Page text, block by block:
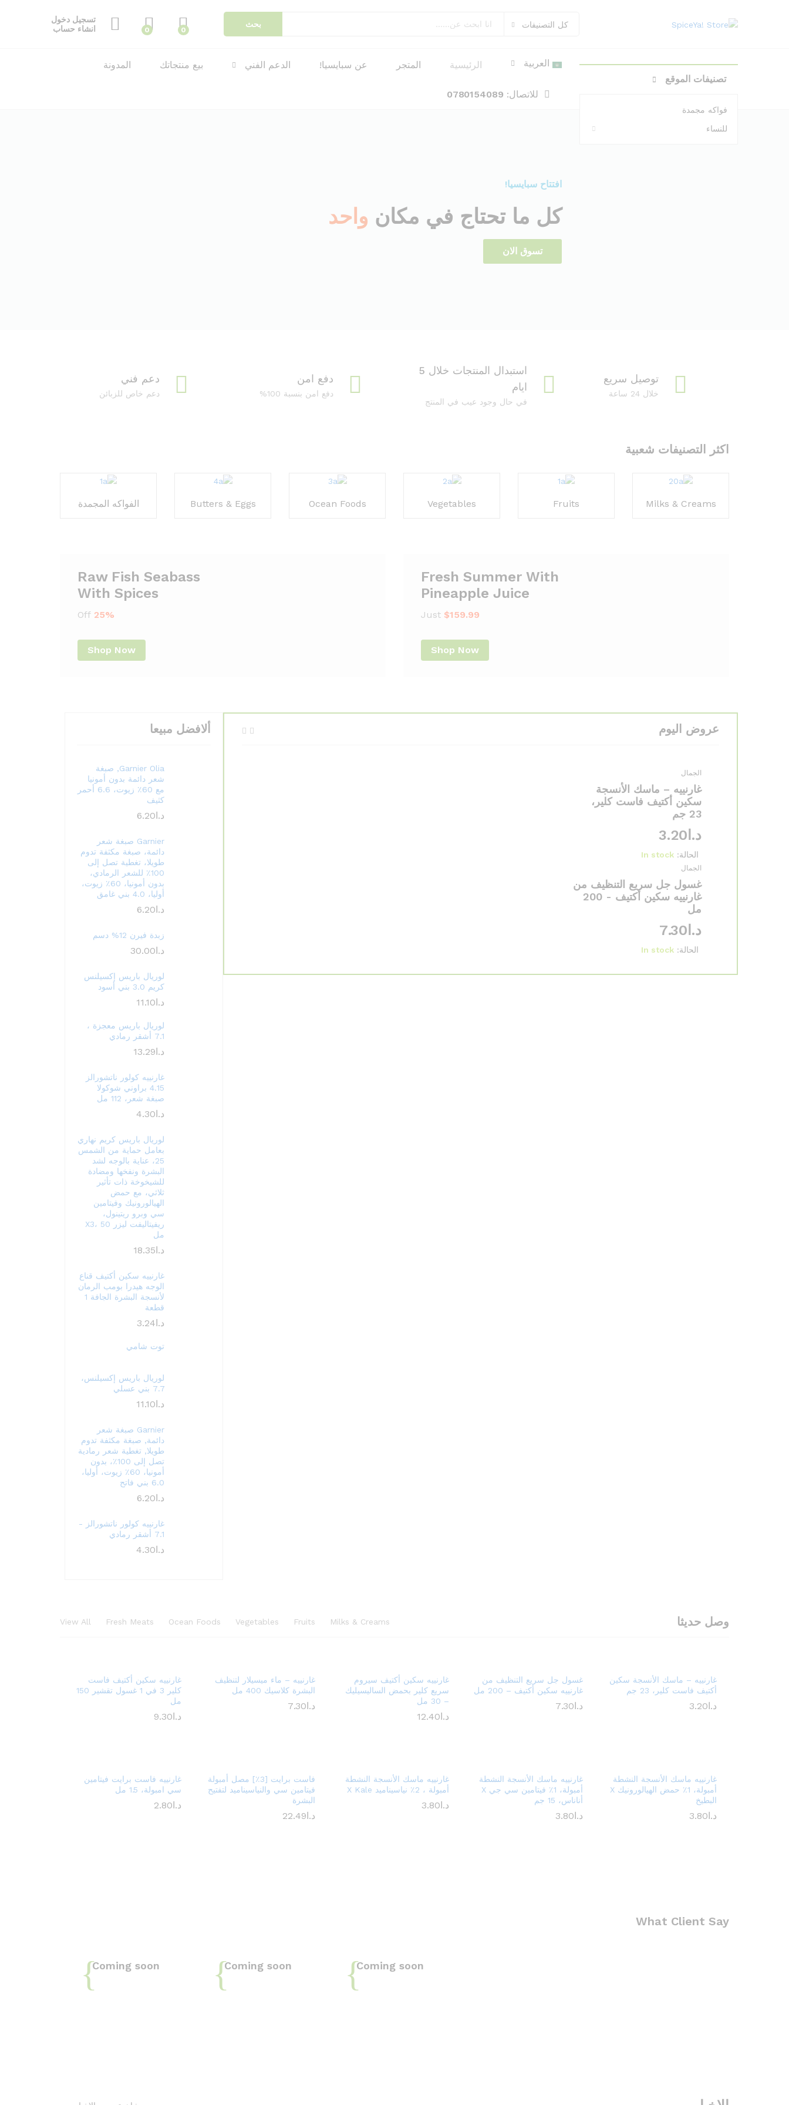
كل التصنيفات بحث
0
0
تسجيل دخول
انشاء حساب
تصنيفات الموقع
فواكه مجمدة
للنساء
العربية الرئيسية المتجر عن سبايسيا! الدعم الفني بيع منتجاتك المدونة
للاتصال: 0780154089
افتتاح سبايسيا!
كل ما تحتاج في مكان واحد
تسوق الان
توصيل سريع
خلال 24 ساعة
استبدال المنتجات خلال 5
ايام
في حال وجود عيب في المنتج
دفع امن
دفع امن بنسبة 100%
دعم فني
دعم خاص للزبائن
اكثر التصنيفات شعبية
Milks & Creams
Fruits
Vegetables
Ocean Foods
Butters & Eggs الفواكه المجمدة
Pineapple Juice
Just $159.99
Shop Now
With Spices
25%
Shop Now
عروض اليوم
الجمال
غارنييه – ماسك الأنسجة
سكين أكتيف فاست كلير،
23 جم
د.ا 3.20
الحالة: In stock
الجمال
غسول جل سريع التنظيف من
غارنييه سكين أكتيف - 200
مل
د.ا 7.30
الحالة: In stock
ألافضل مبيعا
Garnier Olia, صبغة
شعر دائمة بدون أمونيا
مع 60٪ زيوت، 6.6 أحمر
كثيف
د.ا6.20
Garnier صبغة شعر
دائمة، صبغة مكثفة تدوم
طويلا، تغطية تصل إلى
100٪ للشعر الرمادي،
بدون أمونيا، 60٪ زيوت،
أوليا، 4.0 بني غامق
د.ا6.20
زبدة فيرن 12% دسم
د.ا30.00
لوريال باريس إكسيلنس
كريم 3.0 بني أسود
د.ا11.10
لوريال باريس معجزة ،
7.1 أشقر رمادي
د.ا13.29
غارنييه كولور ناتشورالز
4.15 براوني شوكولا
صبغة شعر، 112 مل
د.ا4.30
لوريال باريس كريم نهاري
بعامل حماية من الشمس
25، عناية بالوجه لشد
البشرة ونفخها ومضادة
للشيخوخة ذات تأثير
ثلاثي، مع حمض
الهيالورونيك وفيتامين
سي وبرو ريتينول،
ريفيتاليفت ليزر X3، 50
مل
د.ا18.35
غارنييه سكين أكتيف قناع
الوجه هيدرا بومب الرمان
لأنسجة البشرة الجافة 1
قطعة
د.ا3.24
توت شامي
لوريال باريس إكسيلنس،
7.7 بني عسلي
د.ا11.10
Garnier صبغة شعر
دائمة, صبغة مكثفة تدوم
طويلا, تغطية شعر رمادية
تصل إلى 100٪، بدون
أمونيا، 60٪ زيوت، أوليا،
6.0 بني فاتح
د.ا6.20
غارنييه كولور ناتشورالز -
7.1 أشقر رمادي
د.ا4.30
وصل حديثا Milks & Creams
Fruits
Vegetables
Ocean Foods
Fresh Meats
View All
غارنييه – ماسك الأنسجة سكين
أكتيف فاست كلير، 23 جم
د.ا3.20
غسول جل سريع التنظيف من
غارنييه سكين أكتيف – 200 مل
د.ا7.30
غارنييه سكين أكتيف سيروم
سريع كلير بحمض الساليسيليك
– 30 مل
د.ا12.40
غارنييه – ماء ميسيلار لتنظيف
البشرة كلاسيك 400 مل
د.ا7.30
غارنييه سكين أكتيف فاست
كلير 3 في 1 غسول تقشير 150
مل
د.ا9.30
غارنييه ماسك الأنسجة النشطة
أمبولة، 1٪ حمض الهيالورونيك X
البطيخ
د.ا3.80
غارنييه ماسك الأنسجة النشطة
أمبولة، 1٪ فيتامين سي جي X
أناناس، 15 جم
د.ا3.80
غارنييه ماسك الأنسجة النشطة
أمبولة ، 2٪ نياسيناميد X Kale
د.ا3.80
فاست برايت [3٪] مصل أمبولة
فيتامين سي والنياسيناميد لتفتيح
البشرة
د.ا22.49
غارنييه فاست برايت فيتامين
سي امبولة، 1.5 مل
د.ا2.80
What Client Say
Coming soon Coming soon Coming soon